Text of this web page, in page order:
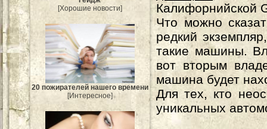
[Хорошие новости]
20 пожирателей нашего времени
[Интересное]
Калифорнийской
Что можно
редкий
такие машины.
вот вторым
машина будет
Для тех, кто
уникальных